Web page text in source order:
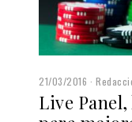
21/03/2016
Live